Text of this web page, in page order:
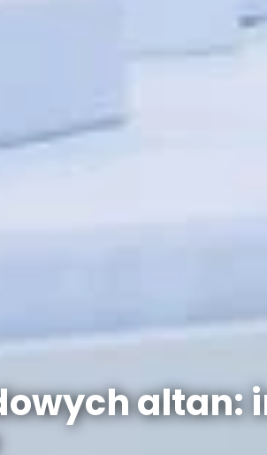
altan: